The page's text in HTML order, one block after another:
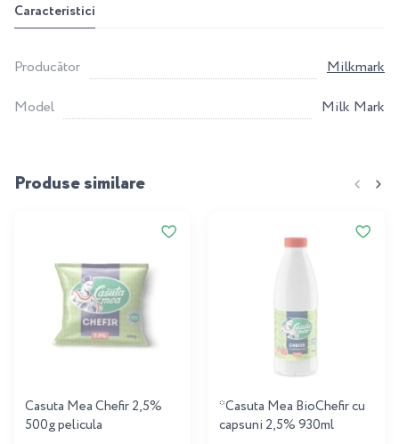
Caracteristici
Producător
Milkmark
Model
Milk Mark
Produse similare
Casuta Mea Chefir 2,5%
500g pelicula
*Casuta Mea BioChefir cu
capsuni 2,5% 930ml